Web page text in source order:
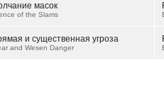
масок
of the Slams
и существенная угроза
and Wesen Danger